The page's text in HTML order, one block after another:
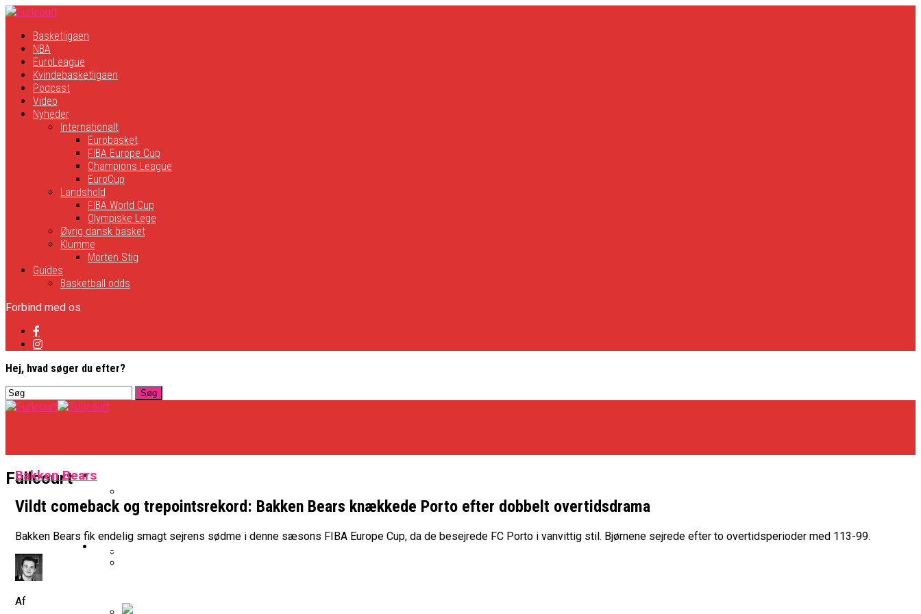
Basketligaen
NBA
EuroLeague
Kvindebasketligaen
Podcast
Video
Nyheder
Internationalt
Eurobasket
FIBA Europe Cup
Champions League
EuroCup
Landshold
FIBA World Cup
Olympiske Lege
Øvrig dansk basket
Klumme
Morten Stig
Guides
Basketball odds
Forbind med os
Hej, hvad søger du efter?
Fullcourt Basketligaen
Officielt: Vejen Gafler Dansker Hos Rabbits
NBA
Bakken Bears
Vildt comeback og trepointsrekord: Bakken Bears knækkede Porto efter dobbelt overtidsdrama
Bakken Bears fik endelig smagt sejrens sødme i denne sæsons FIBA Europe Cup, da de besejrede FC Porto i vanvittig stil. Bjørnene sejrede efter to overtidsperioder med 113-99.
Af